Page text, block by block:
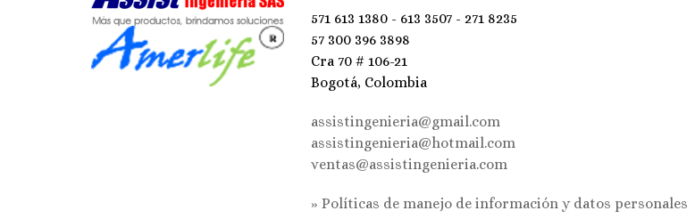
571 613 1380 - 613 3507 - 271 8235
57 300 396 3898
Cra 70 # 106-21
Bogotá, Colombia
assistingenieria@gmail.com
assistingenieria@hotmail.com
ventas@assistingenieria.com
» Políticas de manejo de información y datos personales